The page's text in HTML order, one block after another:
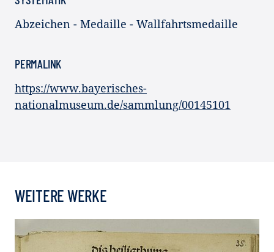
Abzeichen - Medaille - Wallfahrtsmedaille
PERMALINK
https://www.bayerisches-
nationalmuseum.de/sammlung/00145101
WEITERE WERKE